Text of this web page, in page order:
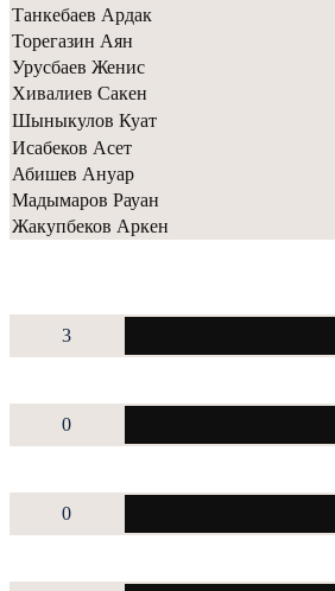
Танкебаев Ардак
Торегазин Аян
Урусбаев Женис
Хивалиев Сакен
Шыныкулов Куат
Исабеков Асет
Абишев Ануар
Мадымаров Рауан
Жакупбеков Аркен
3
0
0